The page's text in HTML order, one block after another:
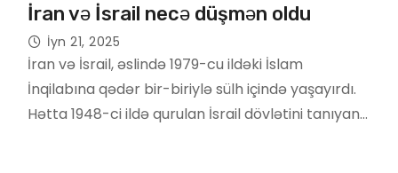
İran və İsrail necə düşmən oldu
İyn 21, 2025
İran və İsrail, əslində 1979-cu ildəki İslam
İnqilabına qədər bir-biriylə sülh içində yaşayırdı.
Hətta 1948-ci ildə qurulan İsrail dövlətini tanıyan…